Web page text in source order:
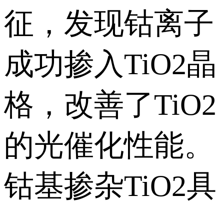
征，发现钴离子
成功掺入TiO2晶
格，改善了TiO2
的光催化性能。
钴基掺杂TiO2具